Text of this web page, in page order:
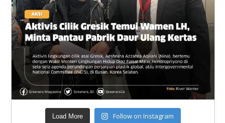
Load More Follow on Instagram